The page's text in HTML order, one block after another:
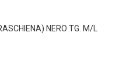
NERO TG. M/L